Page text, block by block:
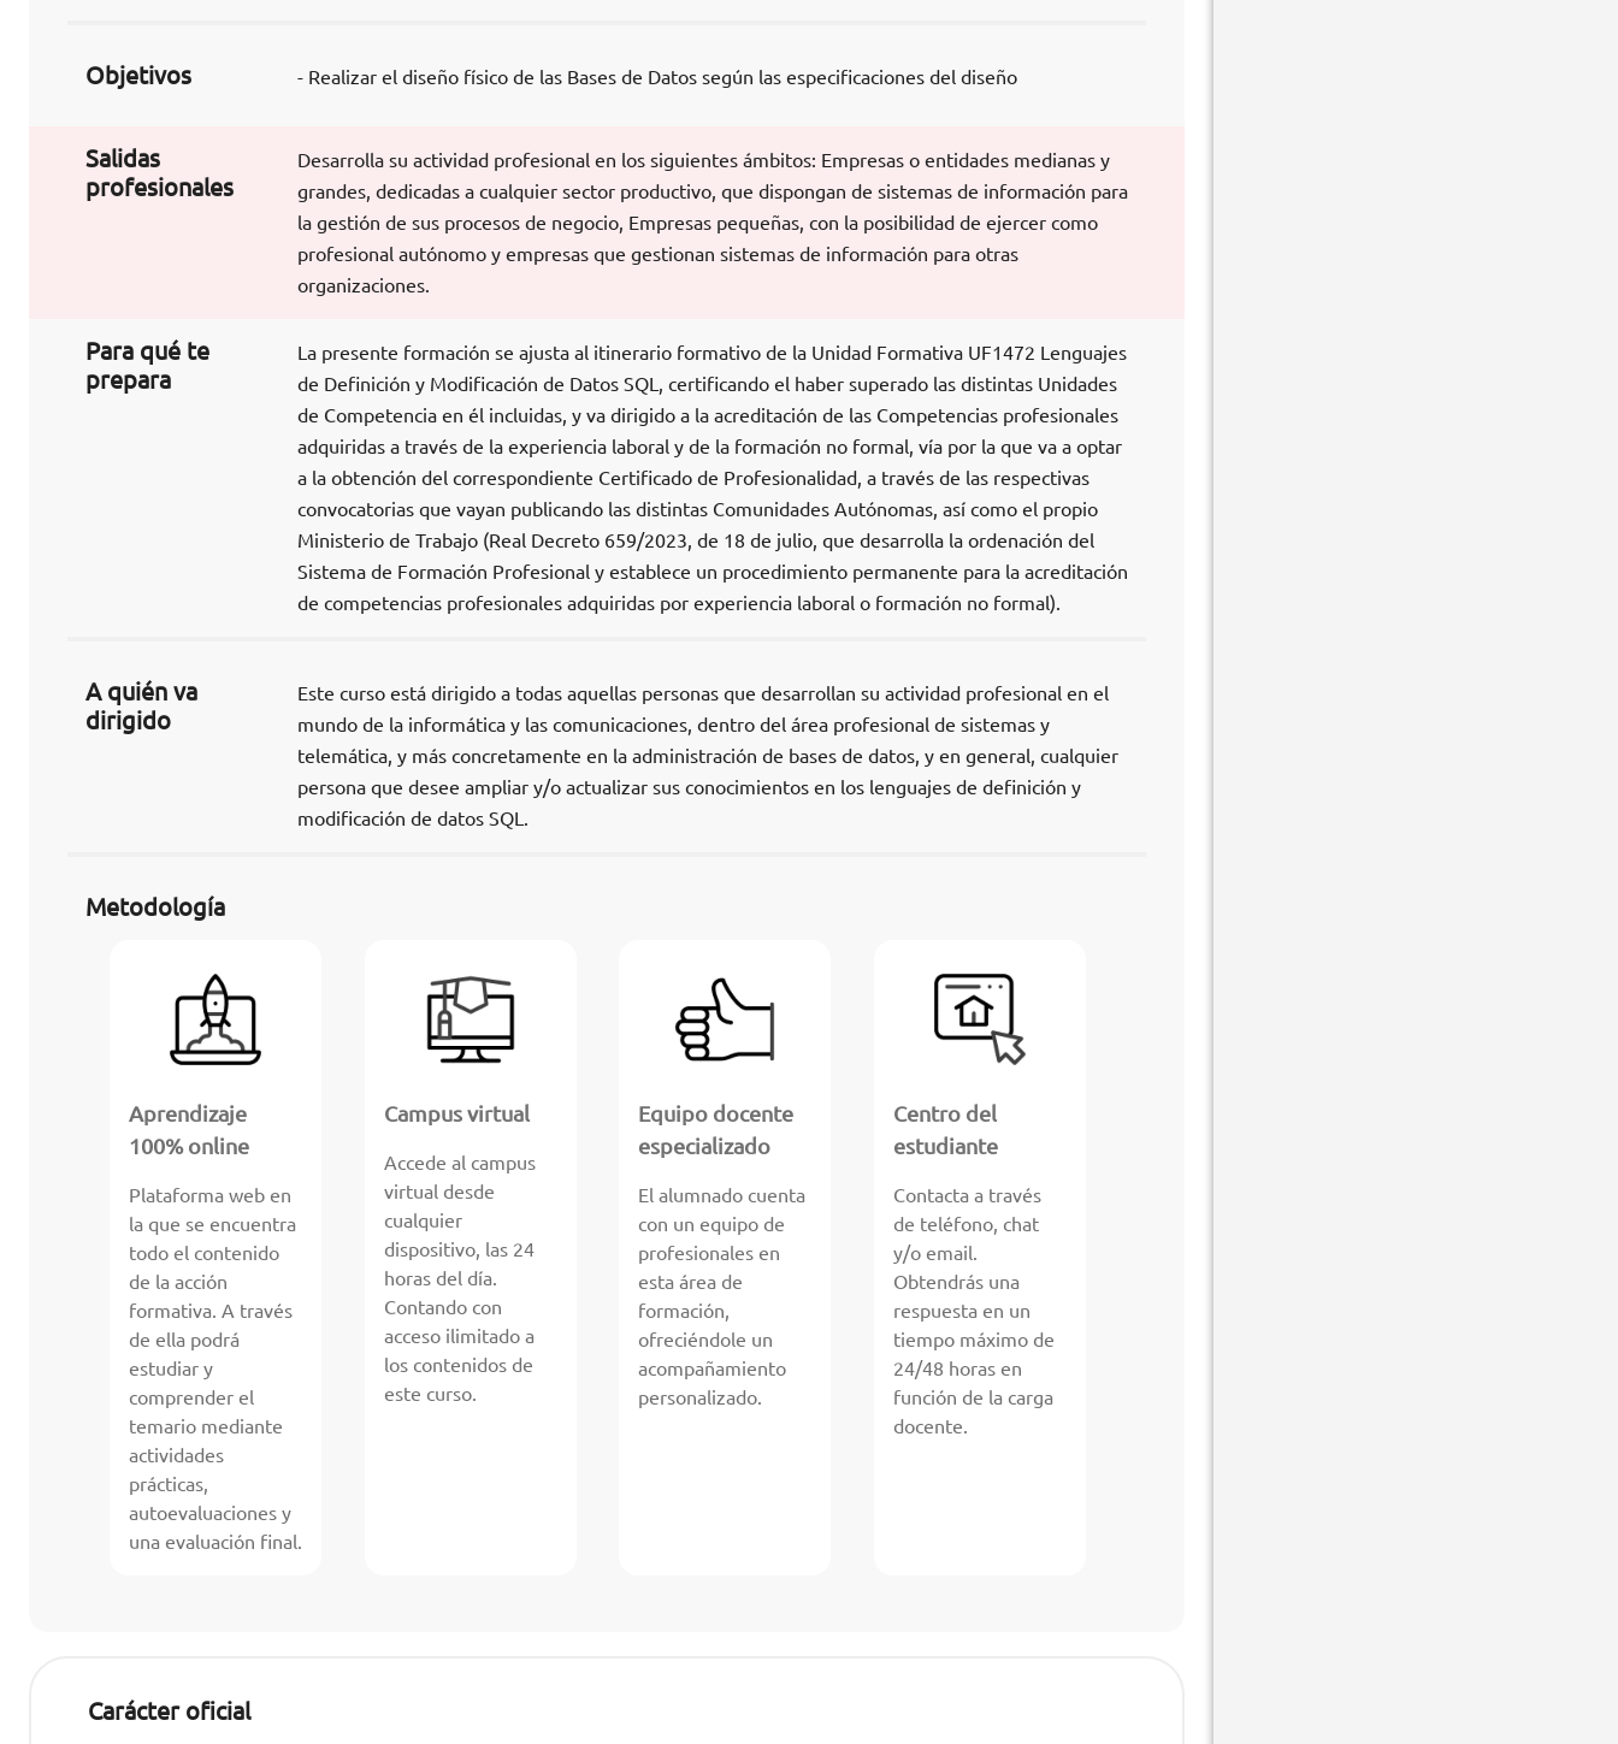
Objetivos - Realizar el diseño físico de las Bases de Datos según las especificaciones del diseño
Salidas
profesionales
Desarrolla su actividad profesional en los siguientes ámbitos: Empresas o entidades medianas y
grandes, dedicadas a cualquier sector productivo, que dispongan de sistemas de información para
la gestión de sus procesos de negocio, Empresas pequeñas, con la posibilidad de ejercer como
profesional autónomo y empresas que gestionan sistemas de información para otras
organizaciones.
Para qué te
prepara
La presente formación se ajusta al itinerario formativo de la Unidad Formativa UF1472 Lenguajes
de Definición y Modificación de Datos SQL, certificando el haber superado las distintas Unidades
de Competencia en él incluidas, y va dirigido a la acreditación de las Competencias profesionales
adquiridas a través de la experiencia laboral y de la formación no formal, vía por la que va a optar
a la obtención del correspondiente Certificado de Profesionalidad, a través de las respectivas
convocatorias que vayan publicando las distintas Comunidades Autónomas, así como el propio
Ministerio de Trabajo (Real Decreto 659/2023, de 18 de julio, que desarrolla la ordenación del
Sistema de Formación Profesional y establece un procedimiento permanente para la acreditación
de competencias profesionales adquiridas por experiencia laboral o formación no formal).
A quién va
dirigido
Este curso está dirigido a todas aquellas personas que desarrollan su actividad profesional en el
mundo de la informática y las comunicaciones, dentro del área profesional de sistemas y
telemática, y más concretamente en la administración de bases de datos, y en general, cualquier
persona que desee ampliar y/o actualizar sus conocimientos en los lenguajes de definición y
modificación de datos SQL.
Metodología
Aprendizaje
100% online
Plataforma web en
la que se encuentra
todo el contenido
de la acción
formativa. A través
de ella podrá
estudiar y
comprender el
temario mediante
actividades
prácticas,
autoevaluaciones y
una evaluación final.
Campus virtual
Accede al campus
virtual desde
cualquier
dispositivo, las 24
horas del día.
Contando con
acceso ilimitado a
los contenidos de
este curso.
Equipo docente
especializado
El alumnado cuenta
con un equipo de
profesionales en
esta área de
formación,
ofreciéndole un
acompañamiento
personalizado.
Centro del
estudiante
Contacta a través
de teléfono, chat
y/o email.
Obtendrás una
respuesta en un
tiempo máximo de
24/48 horas en
función de la carga
docente.
Carácter oficial